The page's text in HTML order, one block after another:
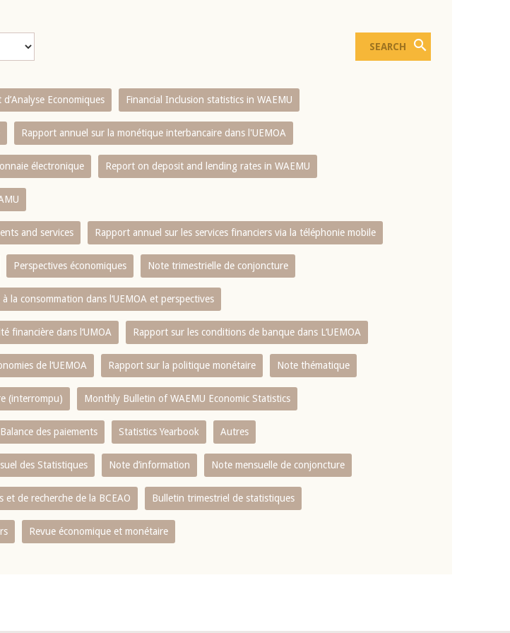
Economiques Financial Inclusion statistics in WAEMU
Rapport annuel sur la monétique interbancaire dans l'UEMOA
électronique Report on deposit and lending rates in WAEMU
and services Rapport annuel sur les services financiers via la téléphonie mobile
Perspectives économiques Note trimestrielle de conjoncture
la consommation dans l‘UEMOA et perspectives
financière dans l‘UMOA Rapport sur les conditions de banque dans L‘UEMOA
de l‘UEMOA Rapport sur la politique monétaire Note thématique
(interrompu) Monthly Bulletin of WAEMU Economic Statistics
Balance des paiements Statistics Yearbook Autres
des Statistiques Note d’information Note mensuelle de conjoncture
et de recherche de la BCEAO Bulletin trimestriel de statistiques
Revue économique et monétaire